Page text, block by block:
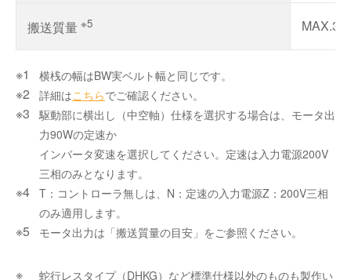
搬送質量 ※5
横桟の幅はBW実ベルト幅と同じです。
詳細はこちらでご確認ください。
駆動部に横出し（中空軸）仕様を選択する場合は、モータ出
力90Wの定速か
インバータ変速を選択してください。定速は入力電源200V
三相のみとなります。
T：コントローラ無しは、N：定速の入力電源Z：200V三相
のみ適用します。
モータ出力は「搬送質量の目安」をご参照ください。
蛇行レスタイプ（DHKG）など標準仕様以外のものも製作い